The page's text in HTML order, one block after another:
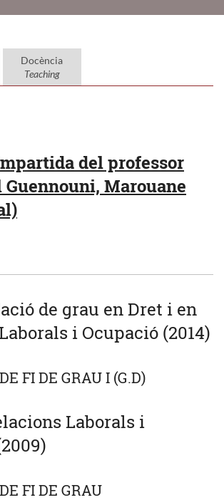
Docència
Teaching
del professor
Guennouni, Marouane
de grau en Dret i en
i Ocupació (2014)
FI DE GRAU I (G.D)
Laborals i
FI DE GRAU